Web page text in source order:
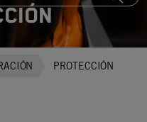
PROTECCIÓN